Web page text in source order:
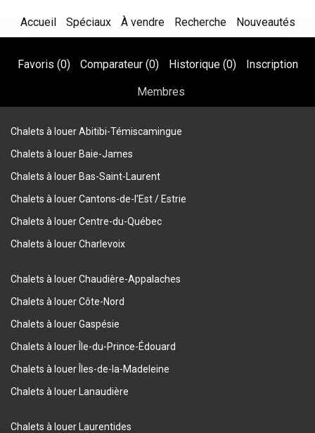
Accueil Spéciaux À vendre Recherche Nouveautés
Favoris (0) Comparateur (0) Historique (0) Inscription
Membres
Chalets à louer Abitibi-Témiscamingue
Chalets à louer Baie-James
Chalets à louer Bas-Saint-Laurent
Chalets à louer Cantons-de-l'Est / Estrie
Chalets à louer Centre-du-Québec
Chalets à louer Charlevoix
Chalets à louer Chaudière-Appalaches
Chalets à louer Côte-Nord
Chalets à louer Gaspésie
Chalets à louer Île-du-Prince-Édouard
Chalets à louer Îles-de-la-Madeleine
Chalets à louer Lanaudière
Chalets à louer Laurentides